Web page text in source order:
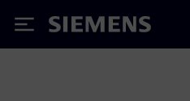
Siemens